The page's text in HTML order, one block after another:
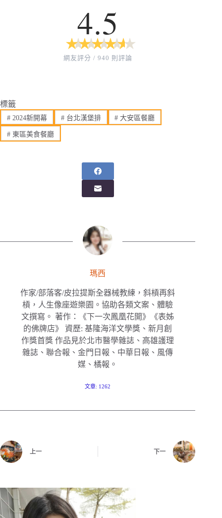
4.5
★
★ ★
★ ★
★ ★
★ ★
★
網友評分 / 940 則評論
標籤
#2024新開幕 #台北漢堡排 # 大安區餐廳
#東區美食餐廳
瑪西
作家/部落客/皮拉提斯全器械教練，斜槓再斜
槓，人生像座遊樂園。協助各類文案、體驗
文撰寫。 著作：《下一次鳳凰花開》《表姊
的佛牌店》 資歷: 基隆海洋文學獎、新月創
作獎首獎 作品見於北市醫學雜誌、高雄護理
雜誌、聯合報、金門日報、中華日報、風傳
媒、橘報。
文章: 1262
上一 下一